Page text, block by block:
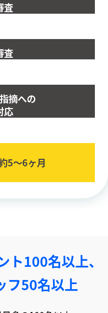
査
査
摘への
応
5〜6ヶ⽉
ト100名以上、
フ50名以上